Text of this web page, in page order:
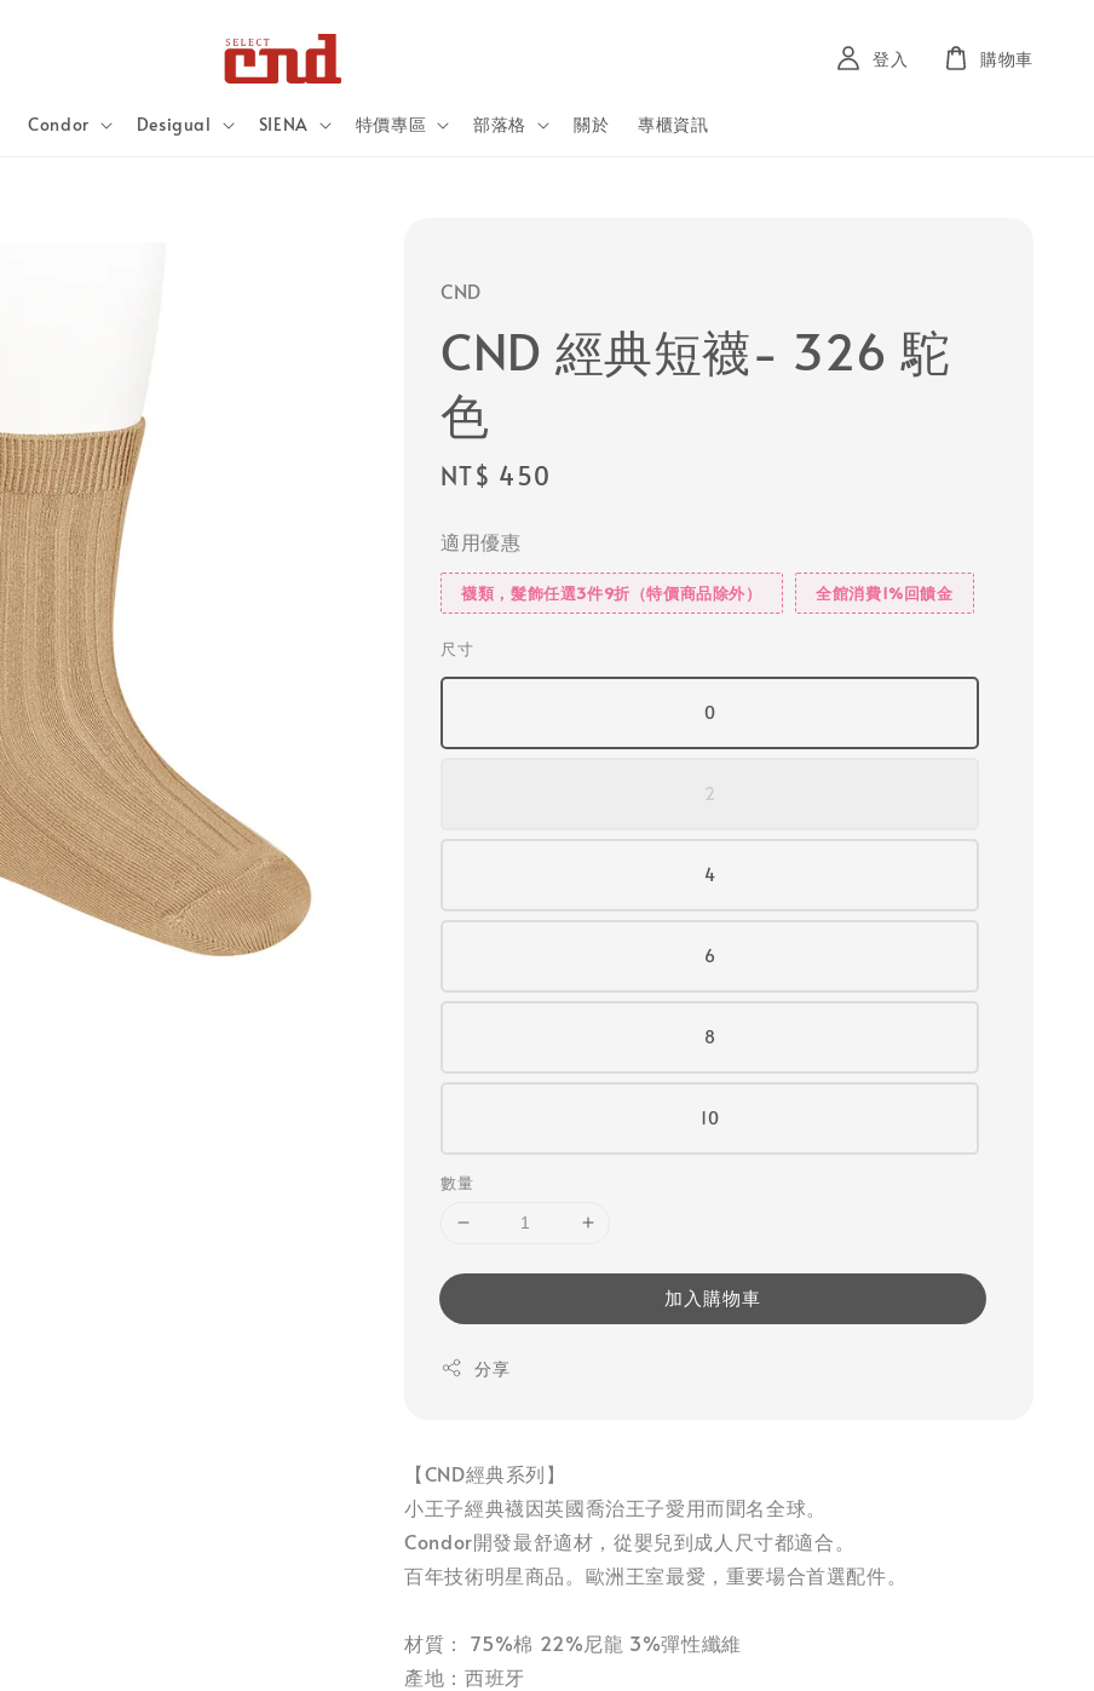
Condor Desigual SIENA 特價專區 部落格 關於 專櫃資訊
登入 購物車
CND
CND 經典短襪- 326 駝
色
Regular
NT$ 450
適用優惠
襪類，髮飾任選3件9折（特價商品除外） 全館消費1%回饋金
尺寸
0
2
4
6
8
10
數量
加入購物車
分享
【CND經典系列】
小王子經典襪因英國喬治王子愛用而聞名全球。
Condor開發最舒適材，從嬰兒到成人尺寸都適合。
百年技術明星商品。歐洲王室最愛，重要場合首選配件。
材質： 75%棉 22%尼龍 3%彈性纖維
產地：西班牙